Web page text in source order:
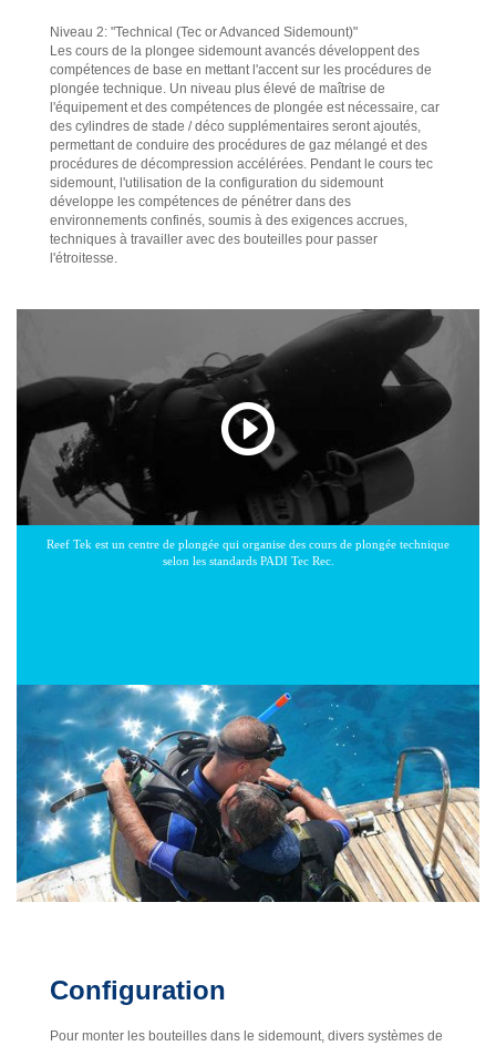
Niveau 2: "Technical (Tec or Advanced Sidemount)"
Les cours de la plongee sidemount avancés développent des
compétences de base en mettant l'accent sur les procédures de
plongée technique. Un niveau plus élevé de maîtrise de
l'équipement et des compétences de plongée est nécessaire, car
des cylindres de stade / déco supplémentaires seront ajoutés,
permettant de conduire des procédures de gaz mélangé et des
procédures de décompression accélérées. Pendant le cours tec
sidemount, l'utilisation de la configuration du sidemount
développe les compétences de pénétrer dans des
environnements confinés, soumis à des exigences accrues,
techniques à travailler avec des bouteilles pour passer
l'étroitesse.
Reef Tek est un centre de plongée qui organise des cours de plongée technique
selon les standards PADI Tec Rec.
Configuration
Pour monter les bouteilles dans le sidemount, divers systèmes de